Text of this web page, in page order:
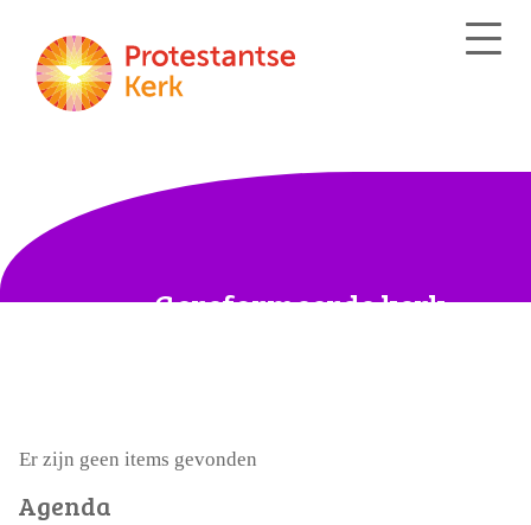
Gereformeerde kerk
Er zijn geen items gevonden
Agenda